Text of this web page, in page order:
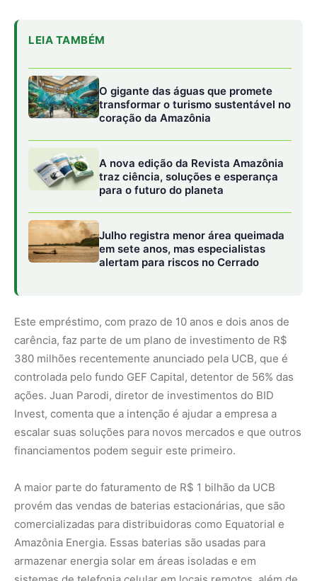
Este empréstimo, com prazo de 10 anos e dois anos de
carência, faz parte de um plano de investimento de R$
380 milhões recentemente anunciado pela UCB, que é
controlada pelo fundo GEF Capital, detentor de 56% das
ações. Juan Parodi, diretor de investimentos do BID
Invest, comenta que a intenção é ajudar a empresa a
escalar suas soluções para novos mercados e que outros
financiamentos podem seguir este primeiro.
A maior parte do faturamento de R$ 1 bilhão da UCB
comercializadas para distribuidoras como Equatorial e
armazenar energia solar em áreas isoladas e em
sistemas de telefonia celular em locais remotos, além de
servirem como backup para estabilizar a rede em caso de
quedas de energia. Atualmente, cerca de 30 mil a 40 mil
dessas baterias estão em uso no Brasil.